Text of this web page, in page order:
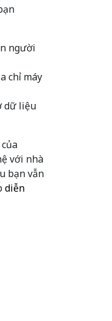
người
chỉ máy
dữ liệu
với nhà
bạn vẫn
diễn